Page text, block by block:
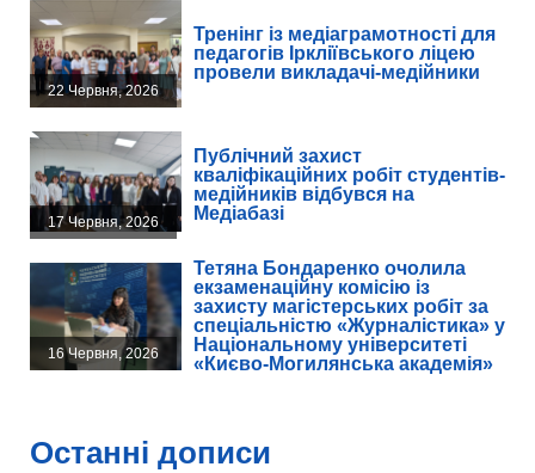
22 Червня, 2026
Тренінг із медіаграмотності для
педагогів Іркліївського ліцею
провели викладачі-медійники
17 Червня, 2026
Публічний захист
кваліфікаційних робіт студентів-
медійників відбувся на
Медіабазі
16 Червня, 2026
Тетяна Бондаренко очолила
екзаменаційну комісію із
захисту магістерських робіт за
спеціальністю «Журналістика» у
Національному університеті
«Києво-Могилянська академія»
Останні дописи